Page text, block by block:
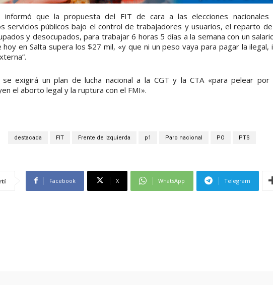
informó que la propuesta del FIT de cara a las elecciones nacionales
servicios públicos bajo el control de trabajadores y usuarios, el reparto
y desocupados, para trabajar 6 horas 5 días a la semana con un
hoy en Salta supera los $27 mil, «y que ni un peso vaya para pagar la ilegal,
exigirá un plan de lucha nacional a la CGT y la CTA «para pelear por
el aborto legal y la ruptura con el FMI».
destacada FIT Frente de Izquierda p1 Paro nacional PO PTS
Facebook X WhatsApp Telegram